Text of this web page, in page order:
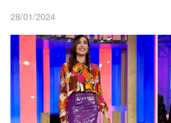
28/01/2024